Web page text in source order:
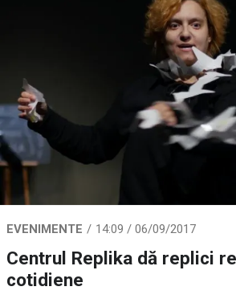
EVENIMENTE 14:09 / 06/09/2017
Centrul Replika dă replici
cotidiene